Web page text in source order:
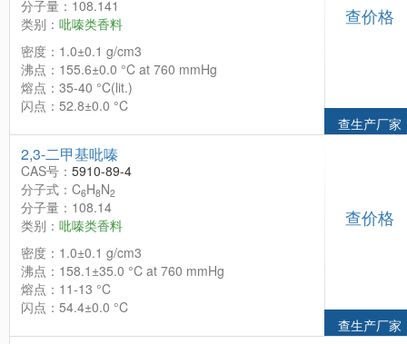
分子量：108.141
类别： 吡嗪类香料
密度：1.0±0.1 g/cm3
沸点：155.6±0.0 °C at 760 mmHg
熔点：35-40 °C(lit.)
闪点：52.8±0.0 °C
查价格
查生产厂家
2,3-二甲基吡嗪
CAS号： 5910-89-4
分子式：C6H8N2
分子量：108.14
类别： 吡嗪类香料
密度：1.0±0.1 g/cm3
沸点：158.1±35.0 °C at 760 mmHg
熔点：11-13 °C
闪点：54.4±0.0 °C
查价格
查生产厂家